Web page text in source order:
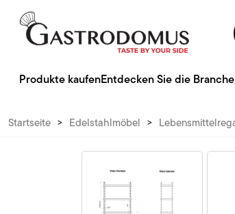
Produkte kaufenEntdecken Sie die
Startseite > Edelstahlmöbel >